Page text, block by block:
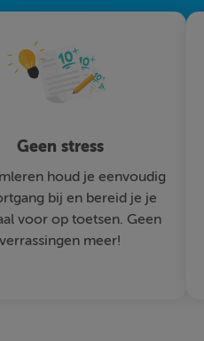
Geen stress
houd je eenvoudig
bij en bereid je je
voor op toetsen. Geen
verrassingen meer!